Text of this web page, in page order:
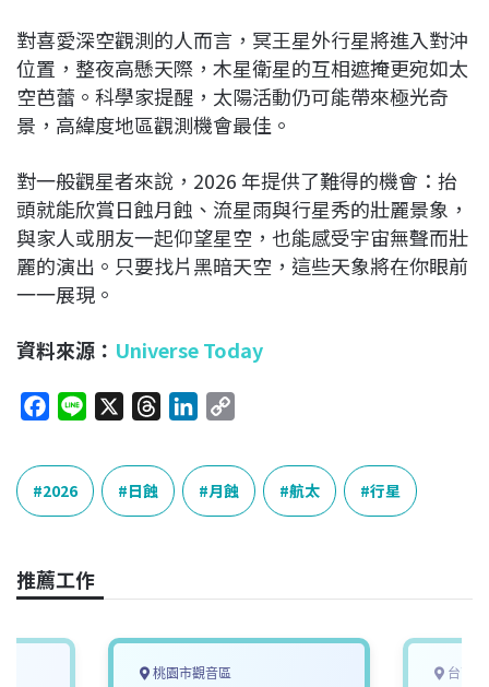
對喜愛深空觀測的人而言，冥王星外行星將進入對沖
位置，整夜高懸天際，木星衛星的互相遮掩更宛如太
空芭蕾。科學家提醒，太陽活動仍可能帶來極光奇
景，高緯度地區觀測機會最佳。
對一般觀星者來說，2026 年提供了難得的機會：抬
頭就能欣賞日蝕月蝕、流星雨與行星秀的壯麗景象，
與家人或朋友一起仰望星空，也能感受宇宙無聲而壯
麗的演出。只要找片黑暗天空，這些天象將在你眼前
一一展現。
資料來源： Universe Today
c
e
b
o
k
e
r
a
n
k
e
n
p
y
L
k
2026 日蝕 月蝕 航太 行星
推薦工作
桃園市觀音區 台南